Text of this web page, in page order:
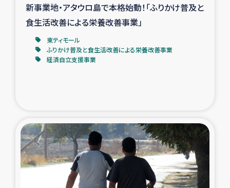
経済自立支援事業
居場所づくり
ガザ地区での公園の緑化を通じた支援事業
ガザ地区における被災住民への緊急支援
ガザ地区酪農を通した女性グループの生計支援
新事業地・アタウロ島で本格始動！「ふりかけ普及と
食生活改善による栄養改善事業」
東ティモール
ふりかけ普及と食生活改善による栄養改善事業
経済自立支援事業